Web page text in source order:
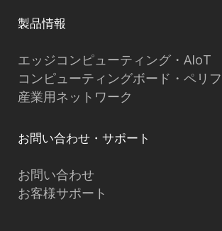
製品情報
エッジコンピューティング・AIoT
コンピューティングボード・ペリ
産業用ネットワーク
お問い合わせ・サポート
お問い合わせ
お客様サポート